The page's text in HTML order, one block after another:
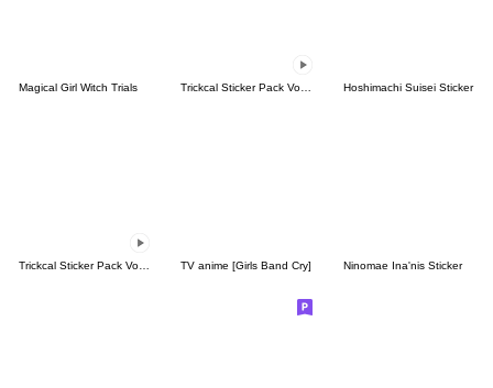
Magical Girl Witch Trials Trickcal Sticker Pack Vol. 2 Hoshimachi Suisei Sticker
TV anime [Girls Band Cry] Ninomae Ina'nis Sticker